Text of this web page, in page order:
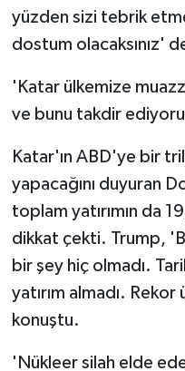
yüzden sizi tebrik
dostum olacaksınız'
'Katar ülkemize
ve bunu takdir
Katar'ın ABD'ye bir
yapacağını duyuran
toplam yatırımın da
dikkat çekti. Trump,
bir şey hiç olmadı.
yatırım almadı.
konuştu.
'Nükleer silah elde